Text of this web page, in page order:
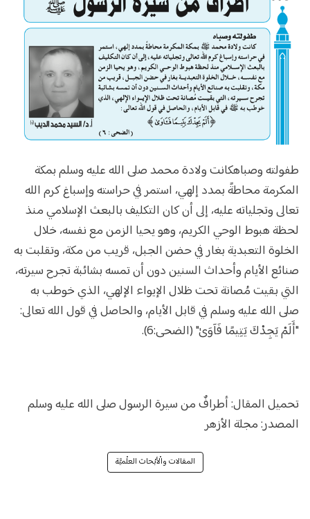
طفولته وصباهكانت ولادة محمد صلى الله عليه وسلم بمكة
المكرمة محاطةً بمدد إلهي، استمر في حراسته وإسباغ كرم الله
تعالى وتجلياته عليه، إلى أن كان التكليف بالبعث الإسلامي منذ
لحظة هبوط الوحي الكريم، وهو يحيا الزمن مع نفسه، خلال
الخلوة التعبدية بغار في حضن الجبل، قريب من مكة، وتقلبت به
صنائع الأيام وأحداث السنين دون أن تمسه بشائبة تجرح سيرته،
التي بقيت مُصانة تحت ظلال الإيواء الإلهي، الذي خوطب به
صلى الله عليه وسلم في قابل الأيام، والحاصل في قول الله تعالى:
"أَلَمْ يَجِدْكَ يَتِيمًا فَآوَىٰ" (الضحى:6).
تحميل المقال:أطرافٌ من سيرة الرسول صلى الله عليه وسلم
المصدر:مجلة الأزهر
المقالات والْأبْحاث العلْميَّة